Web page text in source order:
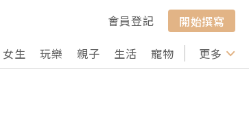
會員登記
開始撰寫
女生 玩樂 親子 生活 寵物 行山 打卡
更多